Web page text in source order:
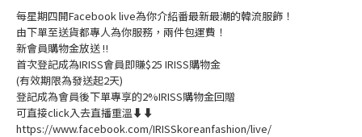
每星期四開Facebook live為你介紹番最新最潮的韓流服飾！
由下單至送貨都專人為你服務，兩件包運費！
新會員購物金放送 ‼️
首次登記成為IRISS會員即賺$25 IRISS購物金
(有效期限為發送起2天)
登記成為會員後下單專享的2%IRISS購物金回贈
可直接click入去直播重溫⬇⬇
https://www.facebook.com/IRISSkoreanfashion/live/